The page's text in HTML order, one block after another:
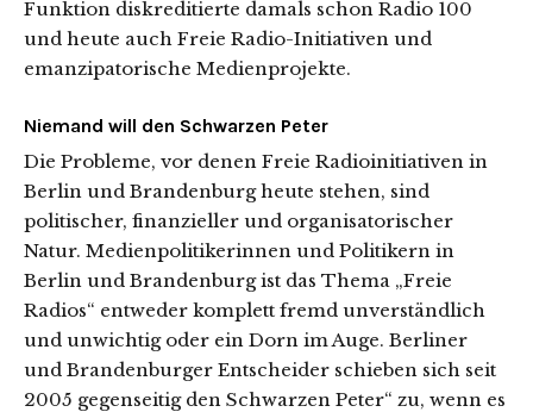
Funktion diskreditierte damals schon Radio 100
und heute auch Freie Radio-Initiativen und
emanzipatorische Medienprojekte.
Niemand will den Schwarzen Peter
Die Probleme, vor denen Freie Radioinitiativen in
Berlin und Brandenburg heute stehen, sind
politischer, finanzieller und organisatorischer
Natur. Medienpolitikerinnen und Politikern in
Berlin und Brandenburg ist das Thema „Freie
Radios“ entweder komplett fremd unverständlich
und unwichtig oder ein Dorn im Auge. Berliner
und Brandenburger Entscheider schieben sich seit
2005 gegenseitig den Schwarzen Peter“ zu, wenn es